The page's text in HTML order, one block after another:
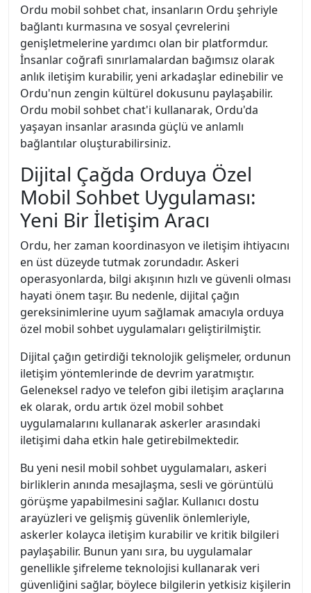
Ordu mobil sohbet chat, insanların Ordu şehriyle
bağlantı kurmasına ve sosyal çevrelerini
genişletmelerine yardımcı olan bir platformdur.
İnsanlar coğrafi sınırlamalardan bağımsız olarak
anlık iletişim kurabilir, yeni arkadaşlar edinebilir ve
Ordu'nun zengin kültürel dokusunu paylaşabilir.
Ordu mobil sohbet chat'i kullanarak, Ordu'da
yaşayan insanlar arasında güçlü ve anlamlı
bağlantılar oluşturabilirsiniz.
Dijital Çağda Orduya Özel
Mobil Sohbet Uygulaması:
Yeni Bir İletişim Aracı
Ordu, her zaman koordinasyon ve iletişim ihtiyacını
en üst düzeyde tutmak zorundadır. Askeri
operasyonlarda, bilgi akışının hızlı ve güvenli olması
hayati önem taşır. Bu nedenle, dijital çağın
gereksinimlerine uyum sağlamak amacıyla orduya
özel mobil sohbet uygulamaları geliştirilmiştir.
Dijital çağın getirdiği teknolojik gelişmeler, ordunun
iletişim yöntemlerinde de devrim yaratmıştır.
Geleneksel radyo ve telefon gibi iletişim araçlarına
ek olarak, ordu artık özel mobil sohbet
uygulamalarını kullanarak askerler arasındaki
iletişimi daha etkin hale getirebilmektedir.
Bu yeni nesil mobil sohbet uygulamaları, askeri
birliklerin anında mesajlaşma, sesli ve görüntülü
görüşme yapabilmesini sağlar. Kullanıcı dostu
arayüzleri ve gelişmiş güvenlik önlemleriyle,
askerler kolayca iletişim kurabilir ve kritik bilgileri
paylaşabilir. Bunun yanı sıra, bu uygulamalar
genellikle şifreleme teknolojisi kullanarak veri
güvenliğini sağlar, böylece bilgilerin yetkisiz kişilerin